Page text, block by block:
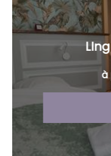
à